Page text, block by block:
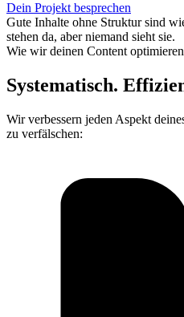
Dein Projekt besprechen
Gute Inhalte ohne Struktur sind
stehen da, aber niemand sieht sie.
Wie wir deinen Content optimieren
Systematisch.
Wir verbessern jeden Aspekt
zu verfälschen: